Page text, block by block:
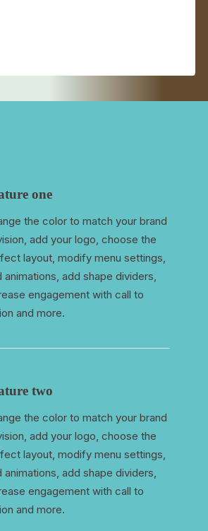
one
the color to match your brand
add your logo, choose the
layout, modify menu settings,
animations, add shape dividers,
engagement with call to
and more.
two
the color to match your brand
add your logo, choose the
layout, modify menu settings,
animations, add shape dividers,
engagement with call to
and more.